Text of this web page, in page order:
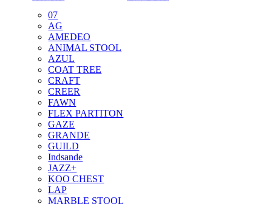
07
AG
AMEDEO
ANIMAL STOOL
AZUL
COAT TREE
CRAFT
CREER
FAWN
FLEX PARTITON
GAZE
GRANDE
GUILD
Indsande
JAZZ+
KOO CHEST
LAP
MARBLE STOOL